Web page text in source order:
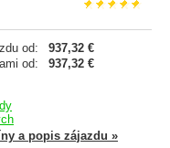
od:
937,32 €
od:
937,32 €
a popis zájazdu »